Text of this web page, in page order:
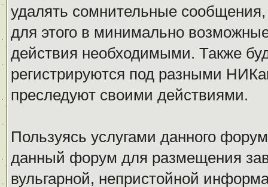
удалять сомнительные
для этого в минимально
действия необходимыми. Также
регистрируются под разными
преследуют своими действиями.
Пользуясь услугами данного
данный форум для размещения
вульгарной, непристойной